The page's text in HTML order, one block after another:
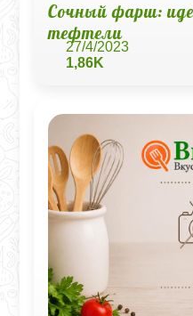
Сочный фарш:
тефтели
27/4/2023
1,86K